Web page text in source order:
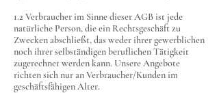
1.2 Verbraucher im Sinne dieser AGB ist jede
natürliche Person, die ein Rechtsgeschäft zu
Zwecken abschließt, das weder ihrer gewerblichen
noch ihrer selbständigen beruflichen Tätigkeit
zugerechnet werden kann. Unsere Angebote
richten sich nur an Verbraucher/Kunden im
geschäftsfähigen Alter.